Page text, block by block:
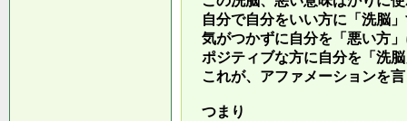
自分で自分をいい方に「洗脳
気がつかずに自分を「悪い方
ポジティブな方に自分を「洗
これが、アファメーションを
つまり